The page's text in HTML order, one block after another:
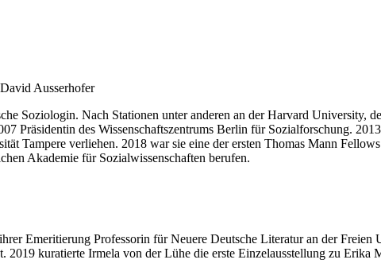
Ausserhofer
Soziologin. Nach Stationen unter anderen an der Harvard
Präsidentin des Wissenschaftszentrums Berlin für Sozialforschung.
Tampere verliehen. 2018 war sie eine der ersten Thomas Mann
Akademie für Sozialwissenschaften berufen.
Emeritierung Professorin für Neuere Deutsche Literatur an der
2019 kuratierte Irmela von der Lühe die erste Einzelausstellung zu